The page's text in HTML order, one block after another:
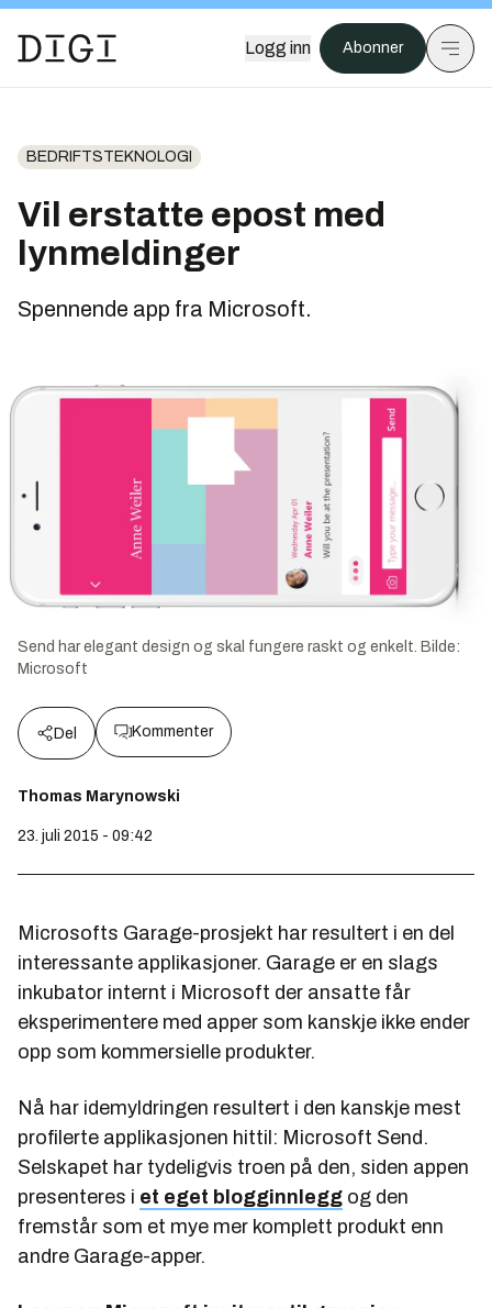
Logg inn Abonner
BEDRIFTSTEKNOLOGI
Vil erstatte epost med
lynmeldinger
Spennende app fra Microsoft.
Send har elegant design og skal fungere raskt og enkelt. Bilde:
Microsoft
Del Kommenter
Thomas Marynowski
23. juli 2015 - 09:42
Microsofts Garage-prosjekt har resultert i en del
interessante applikasjoner. Garage er en slags
inkubator internt i Microsoft der ansatte får
eksperimentere med apper som kanskje ikke ender
opp som kommersielle produkter.
Nå har idemyldringen resultert i den kanskje mest
profilerte applikasjonen hittil: Microsoft Send.
Selskapet har tydeligvis troen på den, siden appen
presenteres i et eget blogginnlegg og den
fremstår som et mye mer komplett produkt enn
andre Garage-apper.